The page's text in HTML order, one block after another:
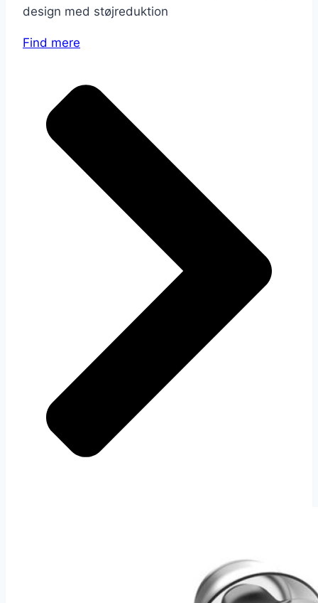
design med støjreduktion
Find mere